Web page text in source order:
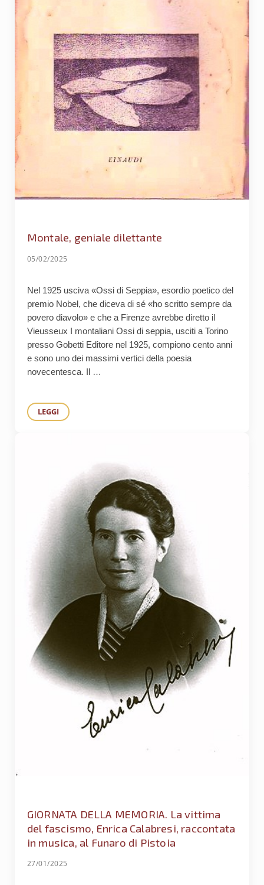
Montale, geniale dilettante
05/02/2025
Nel 1925 usciva «Ossi di Seppia», esordio poetico del
premio Nobel, che diceva di sé «ho scritto sempre da
povero diavolo» e che a Firenze avrebbe diretto il
Vieusseux I montaliani Ossi di seppia, usciti a Torino
presso Gobetti Editore nel 1925, compiono cento anni
e sono uno dei massimi vertici della poesia
novecentesca. Il …
LEGGI
MONTALE, GENIALE DILETTANTE
GIORNATA DELLA MEMORIA. La vittima
del fascismo, Enrica Calabresi, raccontata
in musica, al Funaro di Pistoia
27/01/2025